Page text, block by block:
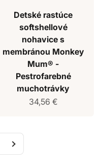
Detské rastúce
softshellové
nohavice s
membránou Monkey
Mum® -
Pestrofarebné
muchotrávky
Predajná cena
34,56 €